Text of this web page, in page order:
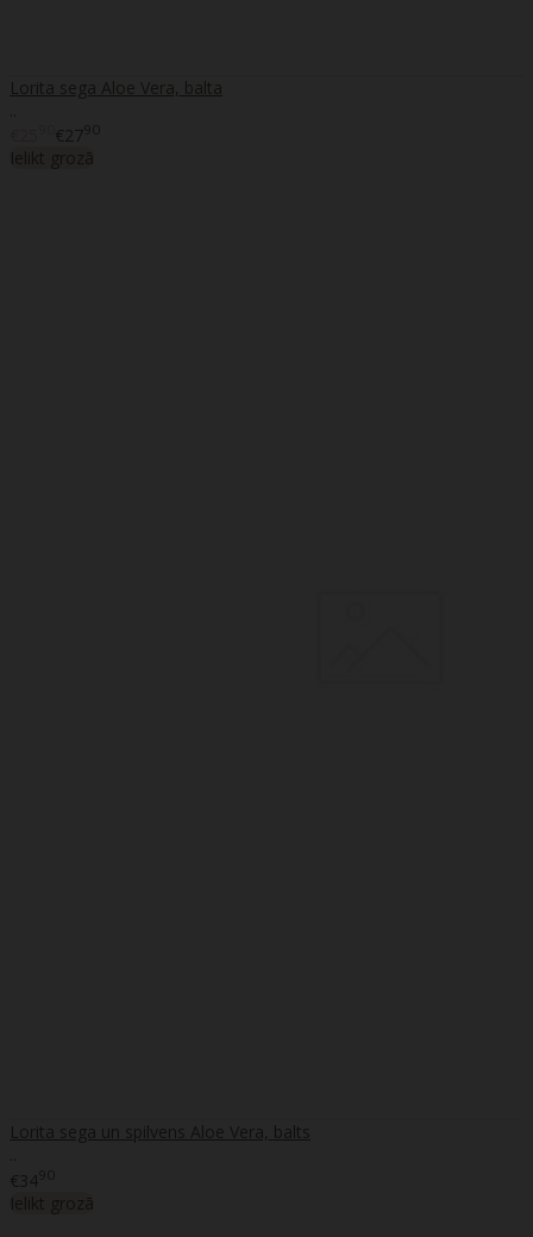
Lorita sega Aloe Vera, balta
€2790
Ielikt grozā
Lorita sega un spilvens Aloe Vera, balts
€3490
Ielikt grozā